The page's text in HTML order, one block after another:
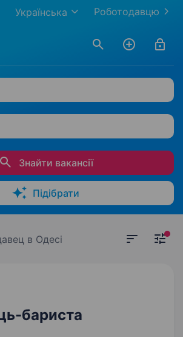
Роботодавцю
Українська
Знайти вакансії
Підібрати
в Одесі
бариста